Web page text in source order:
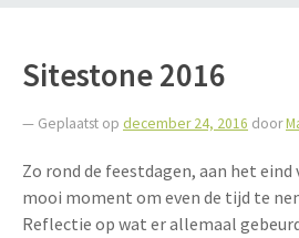
Sitestone 2016
— Geplaatst op december 24, 2016 door
Zo rond de feestdagen, aan het eind
mooi moment om even de tijd te
Reflectie op wat er allemaal